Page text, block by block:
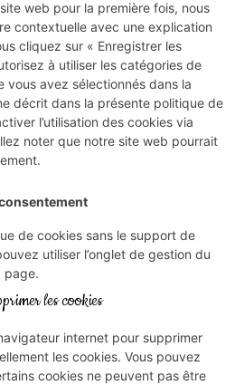
web pour la première fois, nous
contextuelle avec une explication
cliquez sur « Enregistrer les
à utiliser les catégories de
vous avez sélectionnés dans la
décrit dans la présente politique de
l’utilisation des cookies via
noter que notre site web pourrait
de cookies sans le support de
utiliser l’onglet de gestion du
page.
les cookies
internet pour supprimer
les cookies. Vous pouvez
cookies ne peuvent pas être